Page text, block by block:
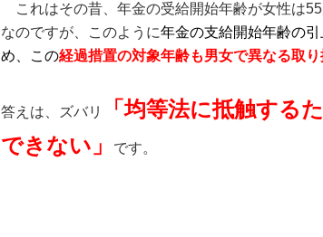
これはその昔、年金の受給開始年齢が女性は
なのですが、このように年金の支給開始年齢の
め、この経過措置の対象年齢も男女で異なる取
答えは、ズバリ
「均等法に抵触する
できない」
です。